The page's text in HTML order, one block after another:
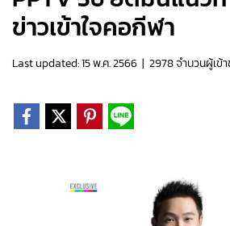
ข่าวเข้าใจคอกีฬา
Last updated: 15 พ.ค. 2566 | 2978 จำนวนผู้เข้